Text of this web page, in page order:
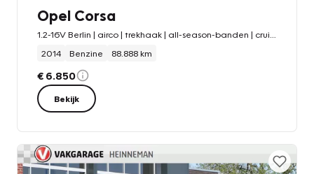
Opel Corsa
2014
Benzine 88.888 km
€ 6.850
Bekijk